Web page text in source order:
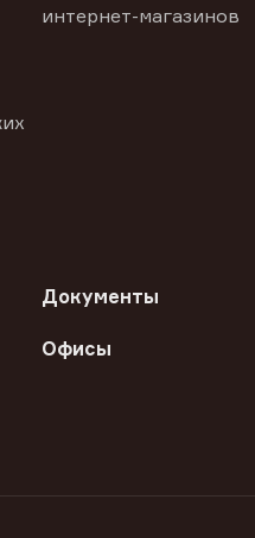
интернет-магазинов
Документы
Офисы